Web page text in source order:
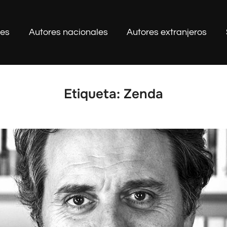
Autores nacionales Autores extranjeros
Etiqueta: Zenda